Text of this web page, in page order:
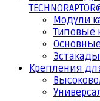
Модули
Типовые
Крепления